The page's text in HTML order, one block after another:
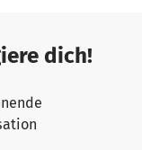
dich!